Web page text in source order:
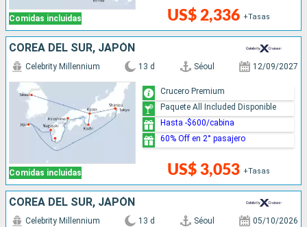
Comidas incluidas US$ 2,336 +Tasas
COREA DEL SUR, JAPÓN
Comidas incluidas
Celebrity Millennium 13 d Séoul 12/09/2027
US$ 3,053 +Tasas
Crucero Premium
Paquete All Included Disponible
Hasta -$600/cabina
60% Off en 2° pasajero
COREA DEL SUR, JAPÓN
Celebrity Millennium 13 d Séoul 05/10/2026